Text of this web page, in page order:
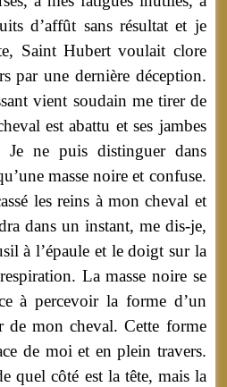
d’affût sans résultat et je
Saint Hubert voulait clore
par une dernière déception.
vient soudain me tirer de
est abattu et ses jambes
Je ne puis distinguer dans
masse noire et confuse.
les reins à mon cheval et
dans un instant, me dis-je,
à l’épaule et le doigt sur la
La masse noire se
à percevoir la forme d’un
mon cheval. Cette forme
de moi et en plein travers.
quel côté est la tête, mais la